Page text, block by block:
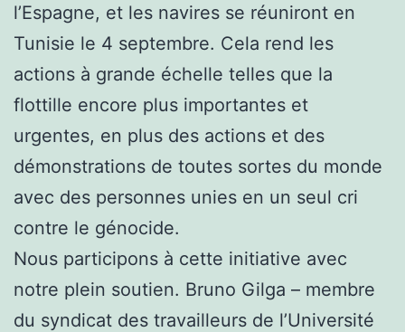
l’Espagne, et les navires se réuniront en
Tunisie le 4 septembre. Cela rend les
actions à grande échelle telles que la
flottille encore plus importantes et
urgentes, en plus des actions et des
démonstrations de toutes sortes du monde
avec des personnes unies en un seul cri
contre le génocide.
Nous participons à cette initiative avec
notre plein soutien. Bruno Gilga – membre
du syndicat des travailleurs de l’Université